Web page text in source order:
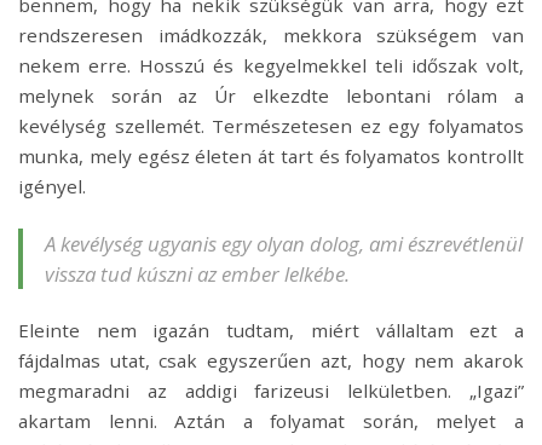
rendszeresen imádkozzák, mekkora szükségem van
nekem erre. Hosszú és kegyelmekkel teli időszak volt,
melynek során az Úr elkezdte lebontani rólam a
kevélység szellemét. Természetesen ez egy folyamatos
munka, mely egész életen át tart és folyamatos kontrollt
igényel.
A kevélység ugyanis egy olyan dolog, ami észrevétlenül
vissza tud kúszni az ember lelkébe.
Eleinte nem igazán tudtam, miért vállaltam ezt a
fájdalmas utat, csak egyszerűen azt, hogy nem akarok
megmaradni az addigi farizeusi lelkületben. „Igazi”
akartam lenni. Aztán a folyamat során, melyet a